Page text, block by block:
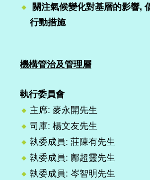
關注氣候變化對基層的影響,
行動措施
機構管治及管理層
執行委員會
主席: 麥永開先生
司庫: 楊文友先生
執委成員: 莊陳有先生
執委成員: 鄺超靈先生
執委成員: 岑智明先生